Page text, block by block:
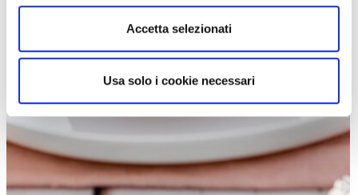
Accetta selezionati
Usa solo i cookie necessari
gusto eccezionale